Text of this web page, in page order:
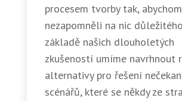
procesem tvorby tak, abychom
nezapomněli na nic
základě našich dlouholetých
zkušeností umíme navrhnout
alternativy pro řešení
scénářů, které se někdy ze